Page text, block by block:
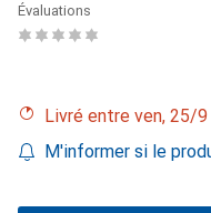
Évaluations
Livré entre ven, 25/
M'informer si le